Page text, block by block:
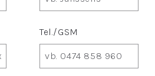
Tel./GSM